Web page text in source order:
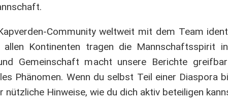
Community weltweit mit dem Team
Kontinenten tragen die Mannschaftsspirit
Gemeinschaft macht unsere Berichte
Phänomen. Wenn du selbst Teil einer Diaspora
Hinweise, wie du dich aktiv beteiligen